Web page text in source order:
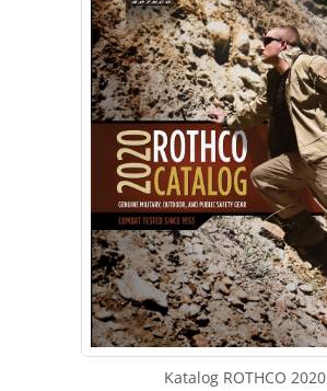
Katalog ROTHCO 2020